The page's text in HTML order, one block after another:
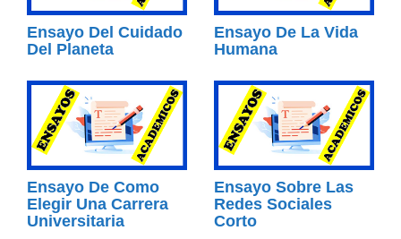
Ensayo Del Cuidado
Del Planeta
Ensayo De La Vida
Humana
Ensayo De Como
Elegir Una Carrera
Universitaria
Ensayo Sobre Las
Redes Sociales
Corto